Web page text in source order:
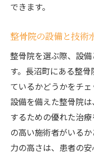
できます。
整骨院の設備と技術
整骨院を選ぶ際、設
す。長沼町にある整
ているかどうかをチ
設備を備えた整骨院
するための優れた治
の高い施術者がいる
力の高さは、患者の